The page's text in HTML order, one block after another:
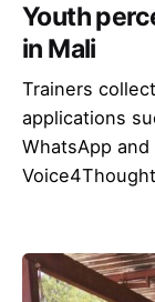
Youth
in Mali
Trainers
applications
WhatsApp